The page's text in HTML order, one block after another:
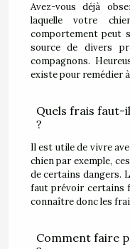
Avez-vous déjà
laquelle votre
comportement peut
source de divers
compagnons.
existe pour remédier à
Quels frais faut-
?
Il est utile de vivre
chien par exemple,
de certains dangers.
faut prévoir certains
connaître donc les
Comment faire